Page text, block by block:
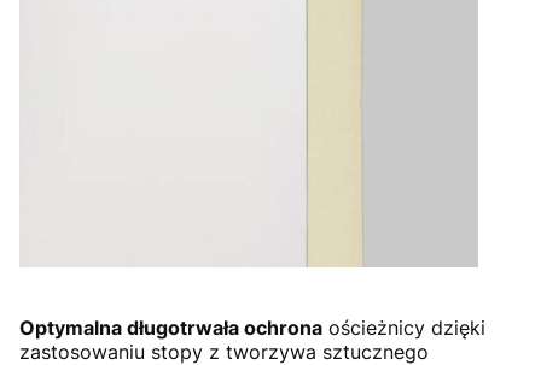
Optymalna długotrwała ochrona ościeżnicy dzięki
zastosowaniu stopy z tworzywa sztucznego